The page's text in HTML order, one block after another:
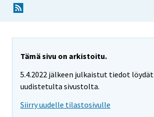
Tämä sivu on arkistoitu.
5.4.2022 jälkeen julkaistut tiedot löydät
uudistetulta sivustolta.
Siirry uudelle tilastosivulle